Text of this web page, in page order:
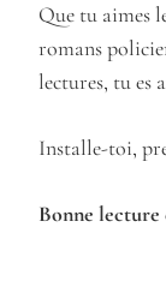
Que tu aimes
romans
lectures, tu es
Installe-toi,
Bonne lecture